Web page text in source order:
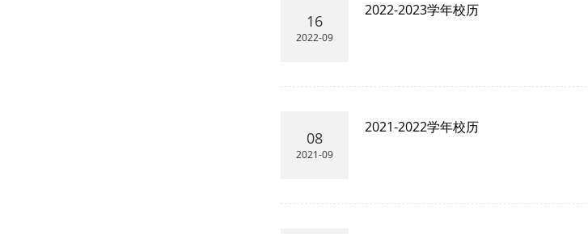
16
2022-09
2022-2023学年校历
08
2021-09
2021-2022学年校历